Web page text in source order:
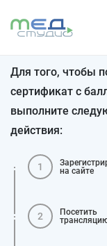
Для того, чтобы
сертификат с
выполните
действия:
1
на сайте
2
Посетить